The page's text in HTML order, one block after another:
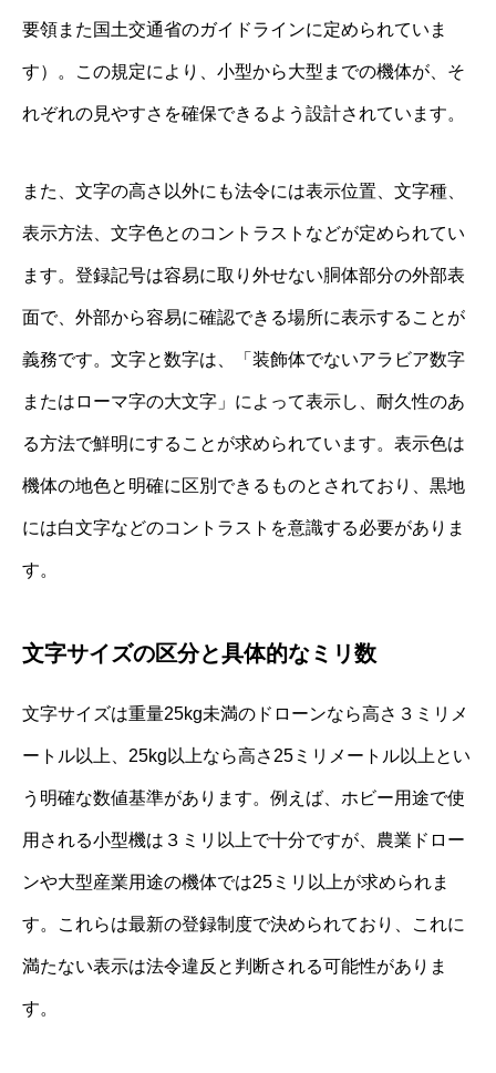
要領また国土交通省のガイドラインに定められていま
す）。この規定により、小型から大型までの機体が、そ
れぞれの見やすさを確保できるよう設計されています。
また、文字の高さ以外にも法令には表示位置、文字種、
表示方法、文字色とのコントラストなどが定められてい
ます。登録記号は容易に取り外せない胴体部分の外部表
面で、外部から容易に確認できる場所に表示することが
義務です。文字と数字は、「装飾体でないアラビア数字
またはローマ字の大文字」によって表示し、耐久性のあ
る方法で鮮明にすることが求められています。表示色は
機体の地色と明確に区別できるものとされており、黒地
には白文字などのコントラストを意識する必要がありま
す。
文字サイズの区分と具体的なミリ数
文字サイズは重量25kg未満のドローンなら高さ３ミリメ
ートル以上、25kg以上なら高さ25ミリメートル以上とい
う明確な数値基準があります。例えば、ホビー用途で使
用される小型機は３ミリ以上で十分ですが、農業ドロー
ンや大型産業用途の機体では25ミリ以上が求められま
す。これらは最新の登録制度で決められており、これに
満たない表示は法令違反と判断される可能性がありま
す。